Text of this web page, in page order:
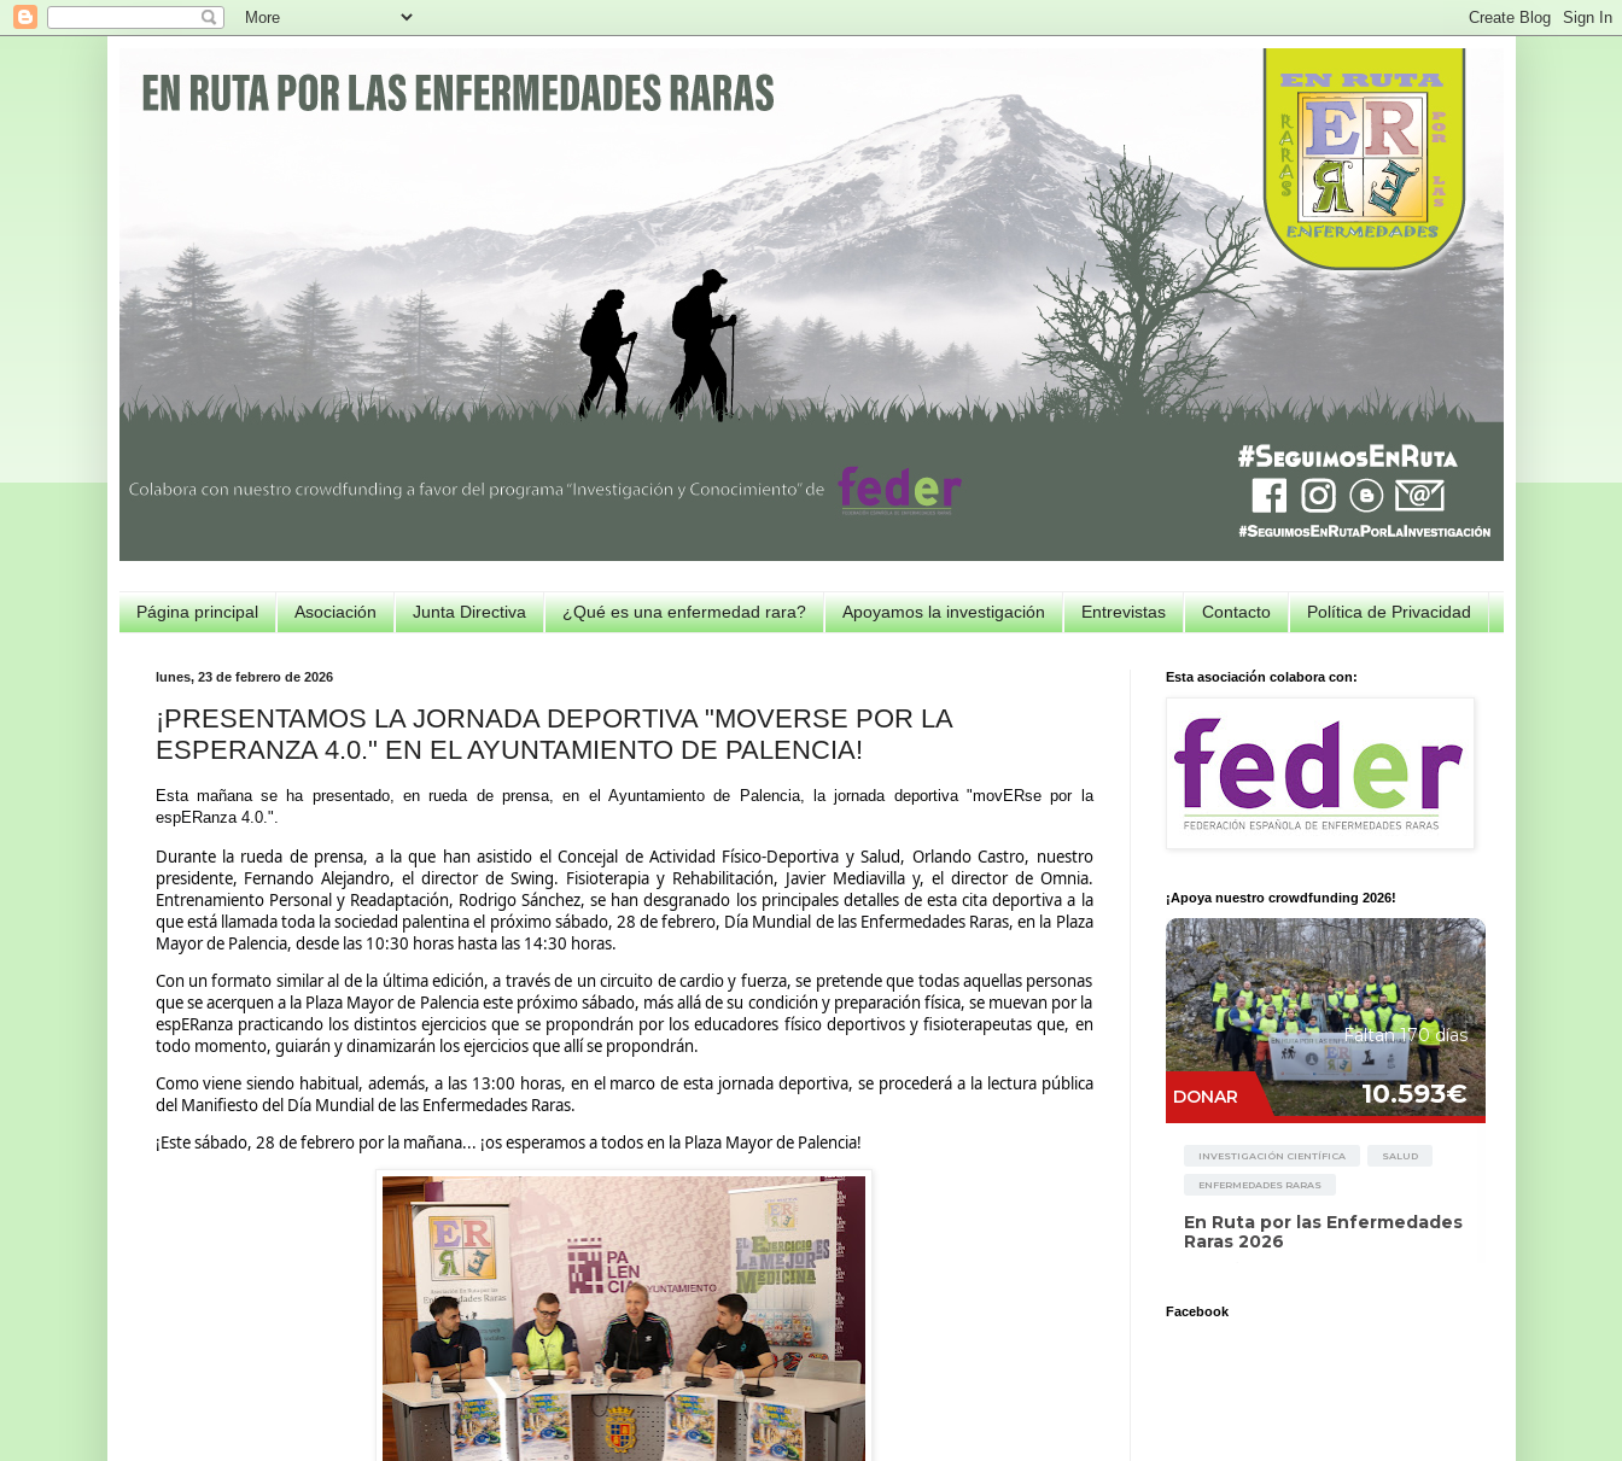
Página principal Asociación Junta Directiva ¿Qué es una enfermedad rara? Apoyamos la investigación Entrevistas Contacto Política de Privacidad
lunes, 23 de febrero de 2026
¡PRESENTAMOS LA JORNADA DEPORTIVA "MOVERSE POR LA
ESPERANZA 4.0." EN EL AYUNTAMIENTO DE PALENCIA!
Esta mañana se ha presentado, en rueda de prensa, en el Ayuntamiento de Palencia, la jornada deportiva "movERse por la
espERanza 4.0.".
Durante la rueda de prensa, a la que han asistido el Concejal de Actividad Físico-Deportiva y Salud, Orlando Castro, nuestro
presidente, Fernando Alejandro, el director de Swing. Fisioterapia y Rehabilitación, Javier Mediavilla y, el director de Omnia.
Entrenamiento Personal y Readaptación, Rodrigo Sánchez, se han desgranado los principales detalles de esta cita deportiva a la
que está llamada toda la sociedad palentina el próximo sábado, 28 de febrero, Día Mundial de las Enfermedades Raras, en la Plaza
Mayor de Palencia, desde las 10:30 horas hasta las 14:30 horas.
Con un formato similar al de la última edición, a través de un circuito de cardio y fuerza, se pretende que todas aquellas personas
que se acerquen a la Plaza Mayor de Palencia este próximo sábado, más allá de su condición y preparación física, se muevan por la
espERanza practicando los distintos ejercicios que se propondrán por los educadores físico deportivos y fisioterapeutas que, en
todo momento, guiarán y dinamizarán los ejercicios que allí se propondrán.
Como viene siendo habitual, además, a las 13:00 horas, en el marco de esta jornada deportiva, se procederá a la lectura pública
del Manifiesto del Día Mundial de las Enfermedades Raras.
¡Este sábado, 28 de febrero por la mañana... ¡os esperamos a todos en la Plaza Mayor de Palencia!
Esta asociación colabora con:
¡Apoya nuestro crowdfunding 2026!
Facebook